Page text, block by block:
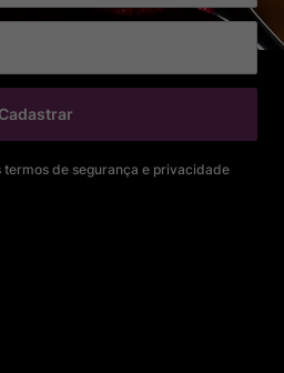
Cadastrar
termos de segurança e privacidade